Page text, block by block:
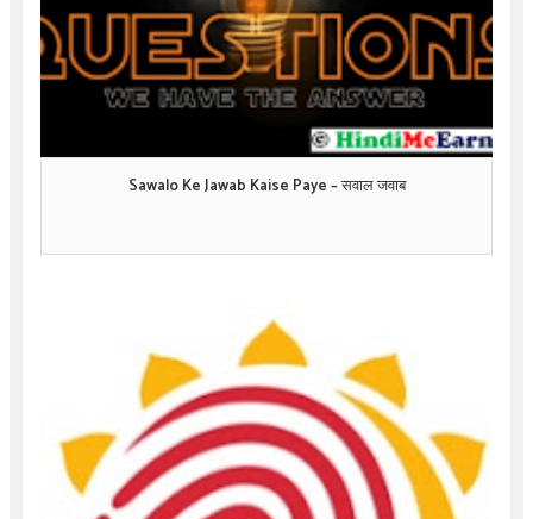
Sawalo Ke Jawab Kaise Paye – सवाल जवाब